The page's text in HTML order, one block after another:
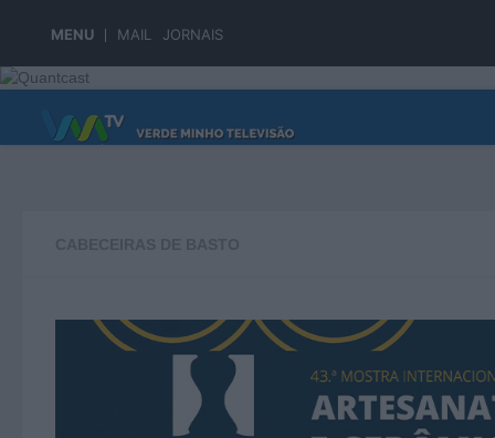
MENU MAIL JORNAIS
Skip to content